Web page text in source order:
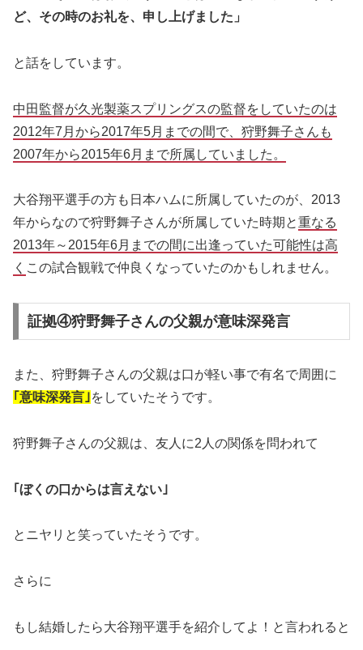
ど、その時のお礼を、申し上げました」
と話をしています。
中田監督が久光製薬スプリングスの監督をしていたのは
2012年7月から2017年5月までの間で、狩野舞子さんも
2007年から2015年6月まで所属していました。
大谷翔平選手の方も日本ハムに所属していたのが、2013
年からなので狩野舞子さんが所属していた時期と重なる
2013年～2015年6月までの間に出逢っていた可能性は高
く この試合観戦で仲良くなっていたのかもしれません。
証拠④狩野舞子さんの父親が意味深発言
また、狩野舞子さんの父親は口が軽い事で有名で周囲に
｢意味深発言｣をしていたそうです。
狩野舞子さんの父親は、友人に2人の関係を問われて
｢ぼくの口からは言えない｣
とニヤリと笑っていたそうです。
さらに
もし結婚したら大谷翔平選手を紹介してよ！と言われると